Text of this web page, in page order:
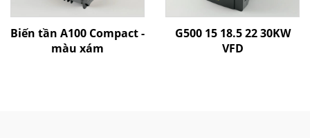
Biến tần A100 Compact -
màu xám
G500 15 18.5 22 30KW
VFD